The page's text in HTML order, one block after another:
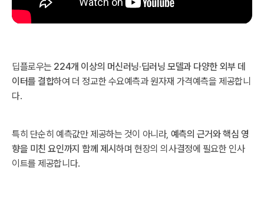
딥플로우는 224개 이상의 머신러닝·딥러닝 모델과 다양한 외부 데
이터를 결합하여 더 정교한 수요예측과 원자재 가격예측을 제공합니
다.
특히 단순히 예측값만 제공하는 것이 아니라, 예측의 근거와 핵심 영
향을 미친 요인까지 함께 제시하며 현장의 의사결정에 필요한 인사
이트를 제공합니다.